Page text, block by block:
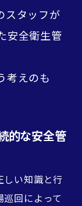
スタッフが
安全衛生管
考えのも
的な安全管
しい知識と行
回によって